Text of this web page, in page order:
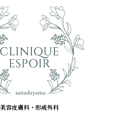
美容皮膚科・形成外科